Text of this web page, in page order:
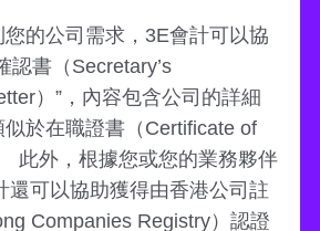
的公司需求，3E會計可以協
認書（Secretary’s
）”，內容包含公司的詳細
於在職證書（Certificate of
此外，根據您或您的業務夥伴
還可以協助獲得由香港公司註
Companies Registry）認證